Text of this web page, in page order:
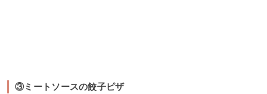
③ミートソースの餃子ピザ